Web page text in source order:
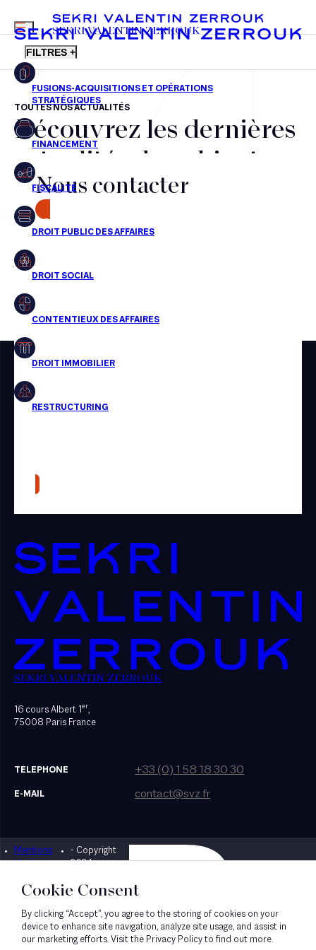
FR EN
MENU
SEKRI VALENTIN ZERROUK
FILTRES +
Fusions-acquisitions et opérations stratégiques
Financement
Fiscalité
Droit public des affaires
Droit social
Droit immobilier
Restructuring
Presse
TOUTES NOS ACTUALITÉS
Découvrez les dernières
actualités du cabinet,
nos récompenses et nos
transactions, jour après
jour
Aucun résultats pour cette recherche
Nous contacter
SEKRI VALENTIN ZERROUK
16 cours Albert 1er,
75008 Paris France
TELEPHONE +33 (0) 1 58 18 30 30
E-MAIL contact@svz.fr
Mentions
légales
- Copyright
2024
Designed by Bonhomme
Cookie Consent
By clicking “Accept”, you agree to the storing of cookies on your
device to enhance site navigation, analyze site usage, and assist in
our marketing efforts. Visit the Privacy Policy to find out more.